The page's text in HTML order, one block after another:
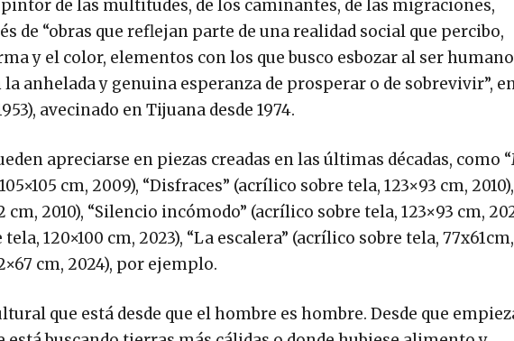
de las multitudes, de los caminantes, de las migraciones,
de “obras que reflejan parte de una realidad social que percibo,
y el color, elementos con los que busco esbozar al ser
anhelada y genuina esperanza de prosperar o de sobrevivir”,
avecinado en Tijuana desde 1974.
apreciarse en piezas creadas en las últimas décadas, como
cm, 2009), “Disfraces” (acrílico sobre tela, 123×93 cm, 2010),
2010), “Silencio incómodo” (acrílico sobre tela, 123×93 cm,
120×100 cm, 2023), “La escalera” (acrílico sobre tela, 77x61cm,
cm, 2024), por ejemplo.
que está desde que el hombre es hombre. Desde que